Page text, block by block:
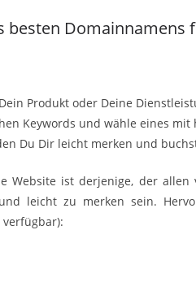
besten Domainnamens
Produkt oder Deine
Keywords und wähle eines mit
Du Dir leicht merken und
Website ist derjenige, der
leicht zu merken sein.